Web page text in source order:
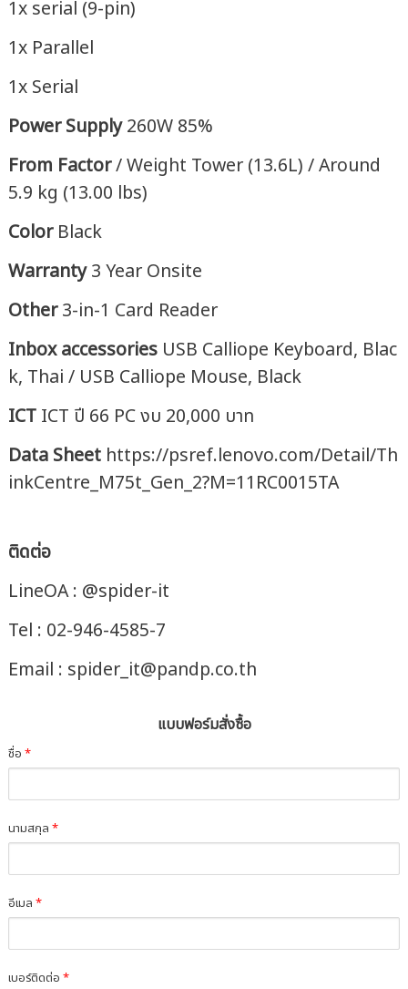
1x serial (9-pin)
1x Parallel
1x Serial
Power Supply260W 85%
From Factor/ Weight Tower (13.6L) / Around
5.9 kg (13.00 lbs)
Color Black
Warranty3 Year Onsite
Other3-in-1 Card Reader
Inbox accessories USB Calliope Keyboard, Blac
k, Thai / USB Calliope Mouse, Black
ICT ICT ปี 66 PC งบ 20,000 บาท
Data Sheet https://psref.lenovo.com/Detail/Th
inkCentre_M75t_Gen_2?M=11RC0015TA
ติดต่อ
LineOA : @spider-it
Tel : 02-946-4585-7
Email : spider_it@pandp.co.th
แบบฟอร์มสั่งซื้อ
ชื่อ*
นามสกุล*
อีเมล*
เบอร์ติดต่อ*